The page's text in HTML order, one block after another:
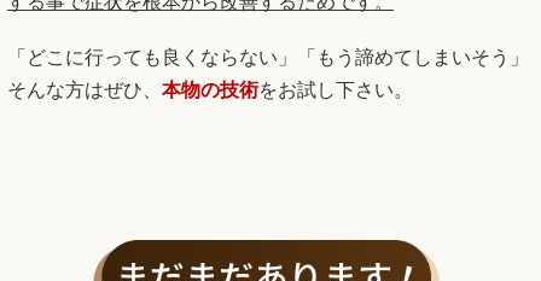
「どこに行っても良くならない」「もう諦めてしまいそう」
そんな方はぜひ、 本物の技術をお試し下さい。